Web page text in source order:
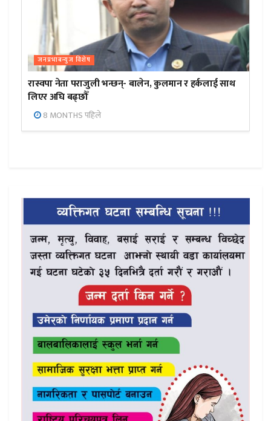
जनप्रभाबन्युज विशेष
रास्वपा नेता पराजुली भन्छन्- बालेन, कुलमान र हर्कलाई साथ
लिएर अघि बढ्छौँ
8 MONTHS पहिले